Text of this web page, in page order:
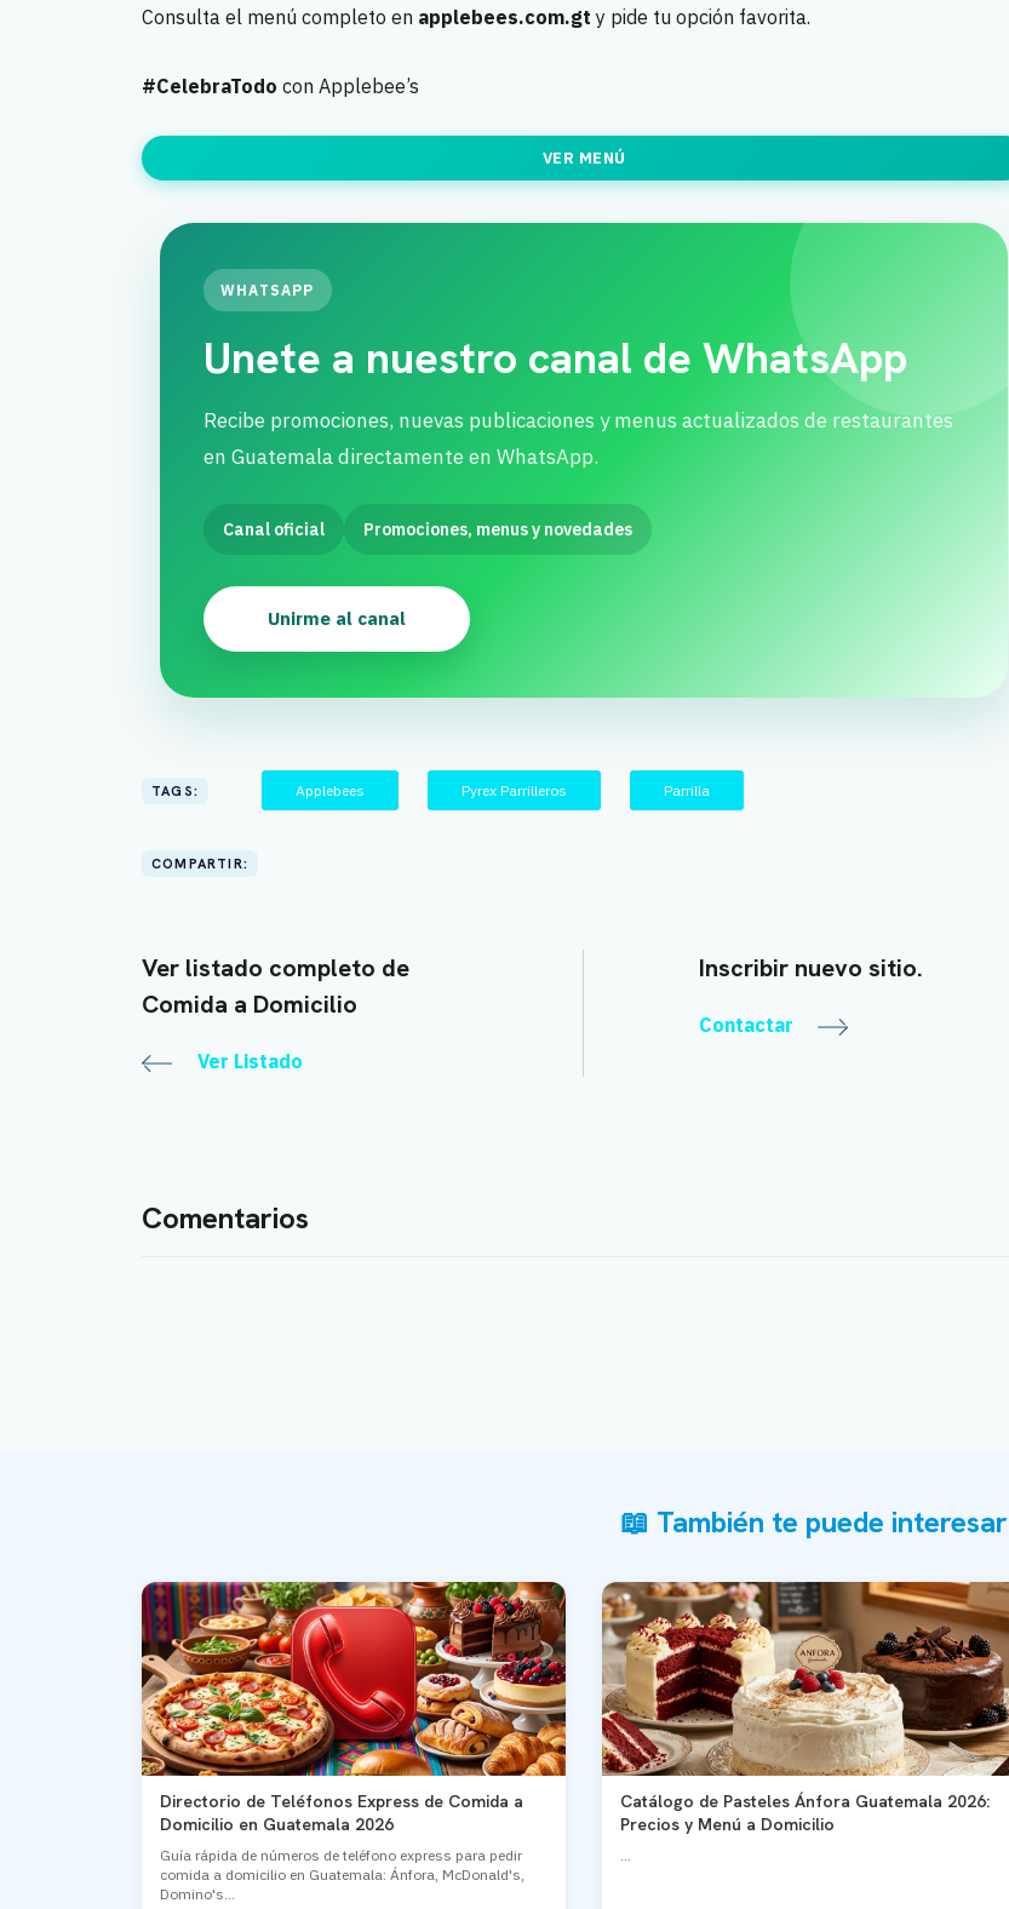
Consulta el menú completo en applebees.com.gt y pide tu opción favorita.
#CelebraTodo con Applebee’s
VER MENÚ
WHATSAPP
Unete a nuestro canal de WhatsApp
Recibe promociones, nuevas publicaciones y menus actualizados de restaurantes
en Guatemala directamente en WhatsApp.
Canal oficial Promociones, menus y novedades
Unirme al canal
TAGS: Applebees Pyrex Parrilleros Parrilla
COMPARTIR:
Ver listado completo de
Comida a Domicilio
Ver Listado
Inscribir nuevo sitio.
Contactar
Comentarios
📖 También te puede interesar
Directorio de Teléfonos Express de Comida a
Domicilio en Guatemala 2026
Guía rápida de números de teléfono express para pedir
comida a domicilio en Guatemala: Ánfora, McDonald's,
Domino's...
Catálogo de Pasteles Ánfora Guatemala 2026:
Precios y Menú a Domicilio
...